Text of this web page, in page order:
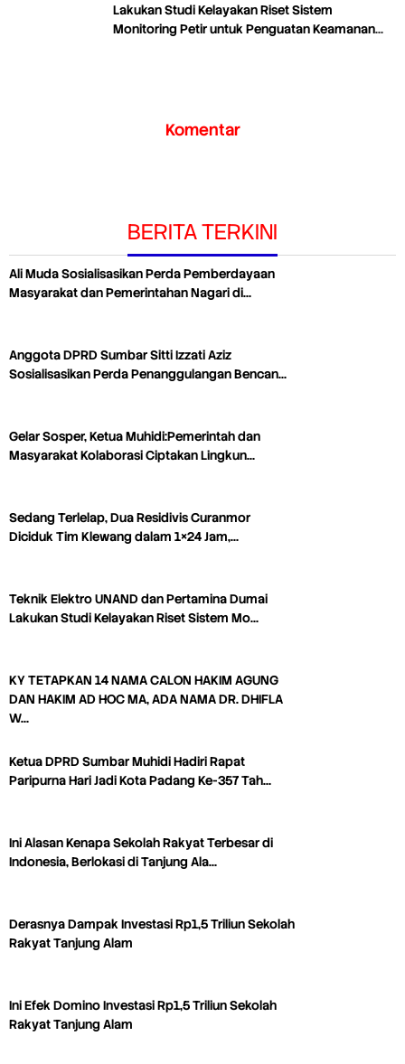
Lakukan Studi Kelayakan Riset Sistem
Monitoring Petir untuk Penguatan Keamanan
Komentar
BERITA TERKINI
Ali Muda Sosialisasikan Perda Pemberdayaan
Masyarakat dan Pemerintahan Nagari di…
Anggota DPRD Sumbar Sitti Izzati Aziz
Sosialisasikan Perda Penanggulangan Bencan…
Gelar Sosper, Ketua Muhidi:Pemerintah dan
Masyarakat Kolaborasi Ciptakan Lingkun…
Sedang Terlelap, Dua Residivis Curanmor
Diciduk Tim Klewang dalam 1×24 Jam,…
Teknik Elektro UNAND dan Pertamina Dumai
Lakukan Studi Kelayakan Riset Sistem Mo…
KY TETAPKAN 14 NAMA CALON HAKIM AGUNG
DAN HAKIM AD HOC MA, ADA NAMA DR. DHIFLA
W…
Ketua DPRD Sumbar Muhidi Hadiri Rapat
Paripurna Hari Jadi Kota Padang Ke-357 Tah…
Ini Alasan Kenapa Sekolah Rakyat Terbesar di
Indonesia, Berlokasi di Tanjung Ala…
Derasnya Dampak Investasi Rp1,5 Triliun Sekolah
Rakyat Tanjung Alam
Ini Efek Domino Investasi Rp1,5 Triliun Sekolah
Rakyat Tanjung Alam